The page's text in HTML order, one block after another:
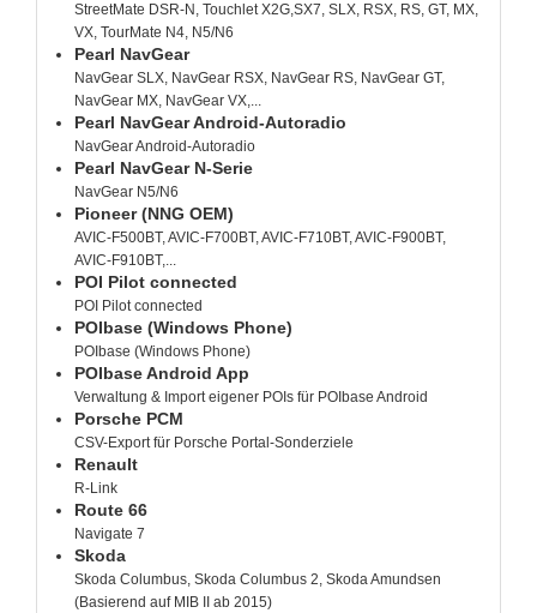
StreetMate DSR-N, Touchlet X2G,SX7, SLX, RSX, RS, GT, MX,
VX, TourMate N4, N5/N6
Pearl NavGear
NavGear SLX, NavGear RSX, NavGear RS, NavGear GT,
NavGear MX, NavGear VX,...
Pearl NavGear Android-Autoradio
NavGear Android-Autoradio
Pearl NavGear N-Serie
NavGear N5/N6
Pioneer (NNG OEM)
AVIC-F500BT, AVIC-F700BT, AVIC-F710BT, AVIC-F900BT,
AVIC-F910BT,...
POI Pilot connected
POI Pilot connected
POIbase (Windows Phone)
POIbase (Windows Phone)
POIbase Android App
Verwaltung & Import eigener POIs für POIbase Android
Porsche PCM
CSV-Export für Porsche Portal-Sonderziele
Renault
R-Link
Route 66
Navigate 7
Skoda
Skoda Columbus, Skoda Columbus 2, Skoda Amundsen
(Basierend auf MIB II ab 2015)